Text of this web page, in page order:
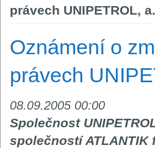
právech UNIPETROL,
Oznámení o
právech
08.09.2005 00:00
Společnost
společností